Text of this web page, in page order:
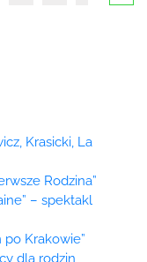
Krasicki, La
Rodzina”
– spektakl
Krakowie”
dla rodzin